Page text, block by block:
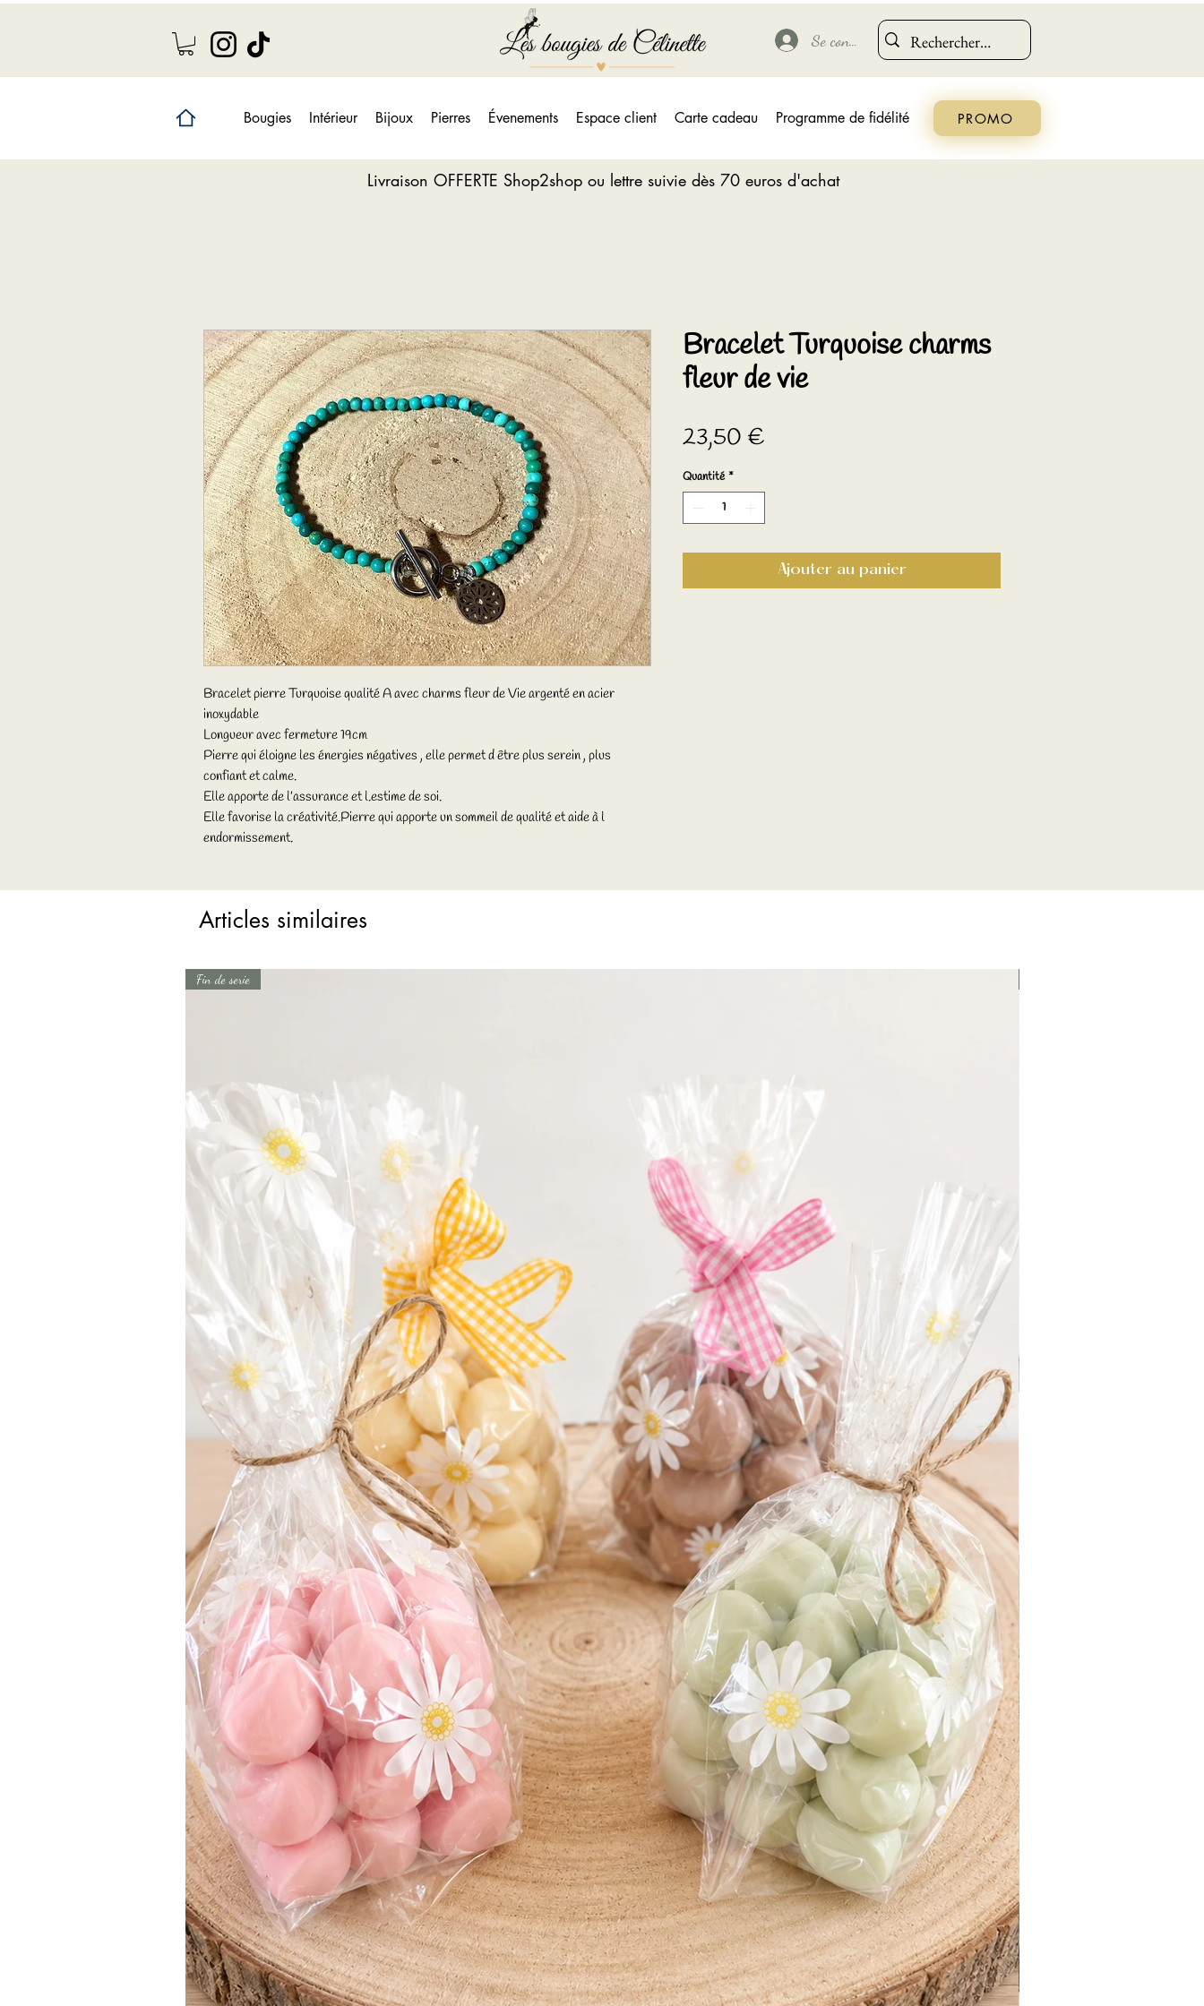
Se connecter
Bougies Intérieur Bijoux Pierres Évenements Espace client Carte cadeau Programme de fidélité PROMO
Livraison OFFERTE Shop2shop ou lettre suivie dès 70 euros d'achat
Bracelet pierre Turquoise qualité A avec charms fleur de Vie argenté en acier
inoxydable
Longueur avec fermeture 19cm
Pierre qui éloigne les énergies négatives , elle permet d être plus serein , plus
confiant et calme.
Elle apporte de l’assurance et l.estime de soi.
Elle favorise la créativité.Pierre qui apporte un sommeil de qualité et aide à l
endormissement.
Bracelet Turquoise charms
fleur de vie
23,50 €
Quantité *
Ajouter au panier
Articles similaires
Fin de serie